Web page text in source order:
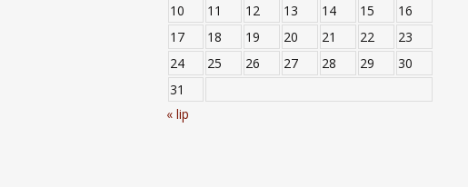
10
11 12 13 14 15
16
17
18 19 20 21 22
23
24
25 26 27 28 29
30
31
« lip